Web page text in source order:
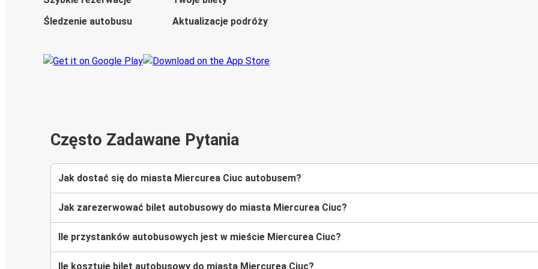
Śledzenie autobusu
Aktualizacje podróży
Często Zadawane Pytania
Jak dostać się do miasta Miercurea Ciuc autobusem?
Jak zarezerwować bilet autobusowy do miasta Miercurea Ciuc?
Ile przystanków autobusowych jest w mieście Miercurea Ciuc?
Ile kosztuje bilet autobusowy do miasta Miercurea Ciuc?